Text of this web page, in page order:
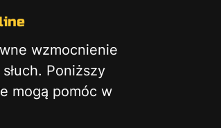
wzmocnienie
Poniższy
mogą pomóc w